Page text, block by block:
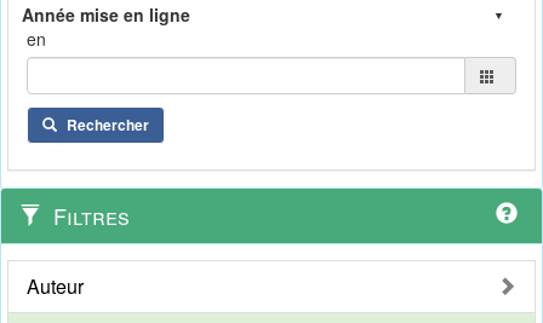
en
Rechercher
Filtres
Auteur